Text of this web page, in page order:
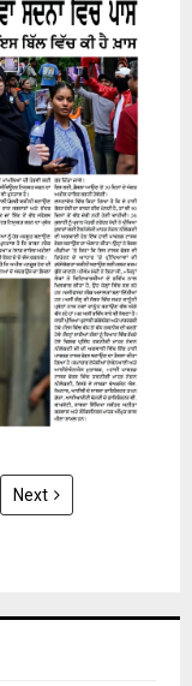
Next